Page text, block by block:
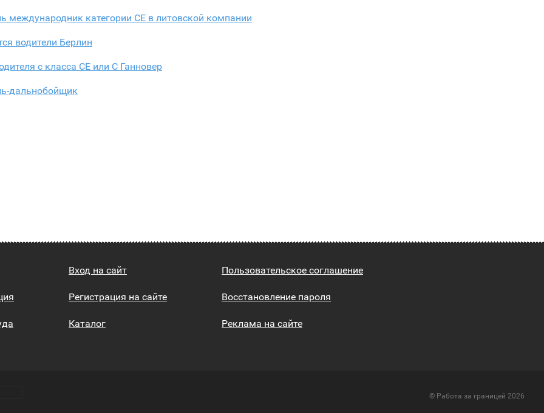
международник категории СЕ в литовской компании
водители Берлин
с класса CE или C Ганновер
дальнобойщик
Вход на сайт
Регистрация на сайте
Каталог
Пользовательское соглашение
Восстановление пароля
Реклама на сайте
© Работа за границей 2026